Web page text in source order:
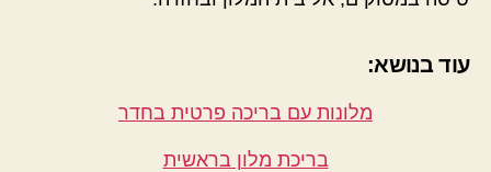
עוד בנושא:
מלונות עם בריכה פרטית בחדר
בריכת מלון בראשית